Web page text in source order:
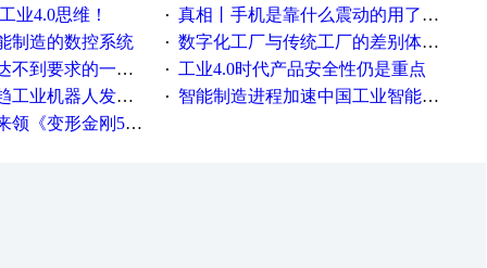
业4.0思维！ · 真相丨手机是靠什么震动的用了这么多年才知道！
制造的数控系统
· 数字化工厂与传统工厂的差别体现在哪里？
要求的一些因素
·
工业4.0时代产品安全性仍是重点
机器人发展迅猛
·
智能制造进程加速中国工业智能化之路发展趋势明显
变形金刚5》观影券